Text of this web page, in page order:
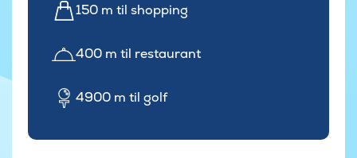
150 m til shopping
400 m til restaurant
4900 m til golf